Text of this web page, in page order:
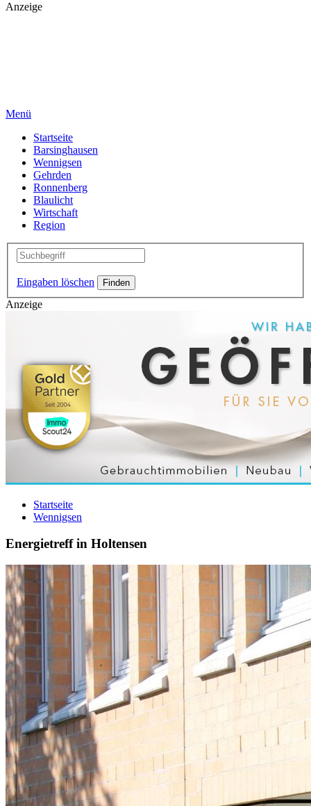
Anzeige
Menü
Startseite
Barsinghausen
Wennigsen
Gehrden
Ronnenberg
Blaulicht
Wirtschaft
Region
Eingaben löschen
Anzeige
Startseite
Wennigsen
Energietreff in Holtensen